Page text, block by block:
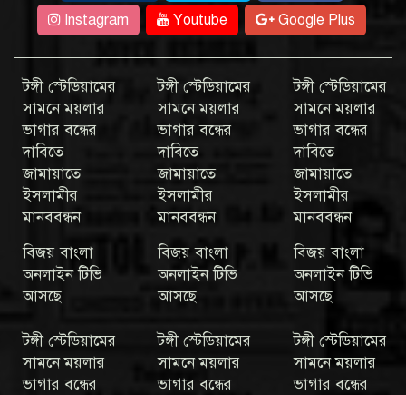
Instagram
Youtube Google Plus
টঙ্গী স্টেডিয়ামের
সামনে ময়লার
ভাগার বন্ধের
দাবিতে
জামায়াতে
ইসলামীর
মানববন্ধন
বিজয় বাংলা
অনলাইন টিভি
আসছে
টঙ্গী স্টেডিয়ামের
সামনে ময়লার
ভাগার বন্ধের
দাবিতে
জামায়াতে
ইসলামীর
মানববন্ধন
বিজয় বাংলা
অনলাইন টিভি
আসছে
টঙ্গী স্টেডিয়ামের
সামনে ময়লার
ভাগার বন্ধের
দাবিতে
জামায়াতে
ইসলামীর
মানববন্ধন
বিজয় বাংলা
অনলাইন টিভি
আসছে
টঙ্গী স্টেডিয়ামের
সামনে ময়লার
ভাগার বন্ধের
টঙ্গী স্টেডিয়ামের
সামনে ময়লার
ভাগার বন্ধের
টঙ্গী স্টেডিয়ামের
সামনে ময়লার
ভাগার বন্ধের